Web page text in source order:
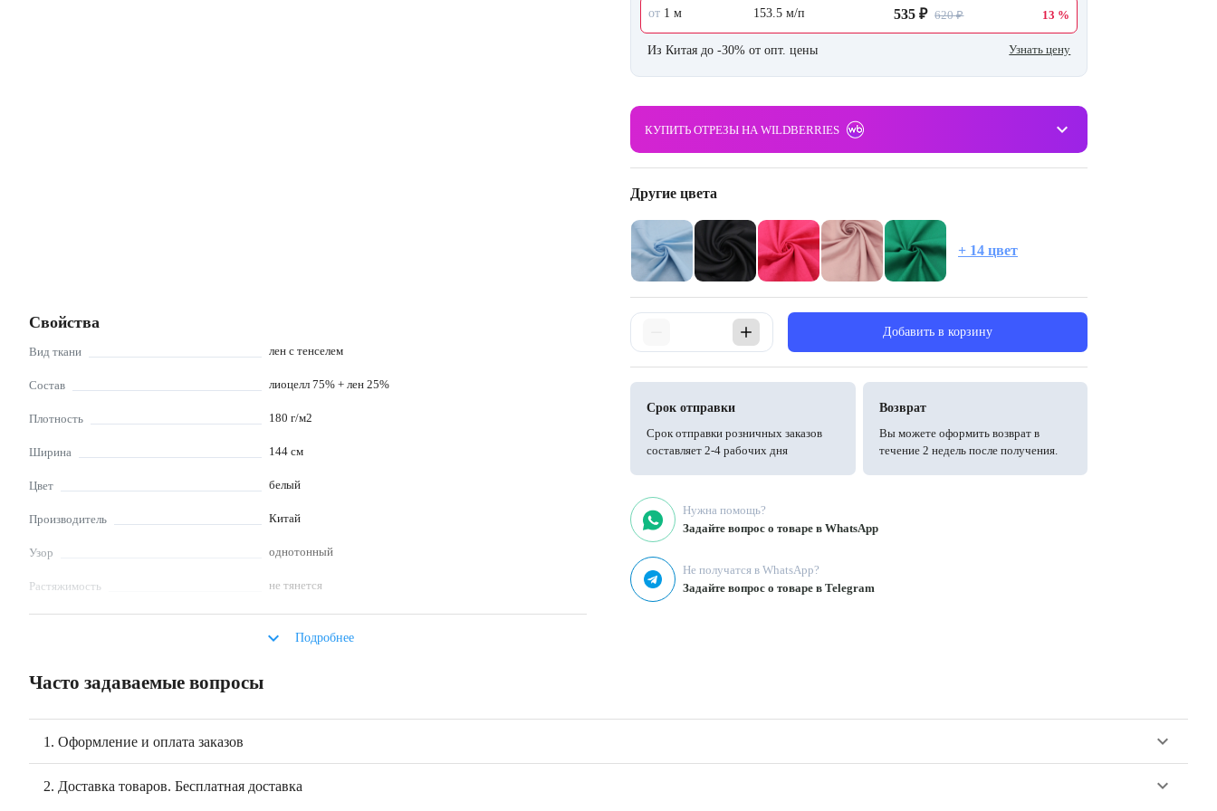
Свойства
Вид ткани лен с тенселем
Состав лиоцелл 75% + лен 25%
Плотность 180 г/м2
Ширина 144см
Цвет белый
Производитель Китай
Узор однотонный
Растяжимость не тянется
умеренно
ткани
моющих средств, не выкручивать, деликатный режим стирки
Описание
Лен с тенселем "Белоснежный" (артикул TENSL0001) — это современная смесовая ткань, которая сочетает
натуральную льняную фактуру и мягкость тенселя. Тенсель в этом сочетании - это нити из лиоцелла,
keyboard_arrow_down Подробнее
от 1 м 153.5 м/п 535 ₽ 620 ₽ 13 %
Из Китая до -30% от опт. цены Узнать цену
КУПИТЬ ОТРЕЗЫ НА WILDBERRIES keyboard_arrow_down
Другие цвета
+ 14 цвет
Добавить в корзину
Срок отправки
Срок отправки розничных заказов
составляет 2-4 рабочих дня
Возврат
Вы можете оформить возврат в
течение 2 недель после получения.
Нужна помощь?
Задайте вопрос о товаре в WhatsApp
Не получатся в WhatsApp?
Задайте вопрос о товаре в Telegram
Часто задаваемые вопросы
1. Оформление и оплата заказов keyboard_arrow_down
2. Доставка товаров. Бесплатная доставка keyboard_arrow_down